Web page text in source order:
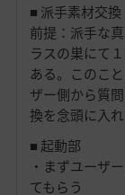
■ 派手素材交換
前提：派手な
ラスの巣にて
ある。このこ
ザー側から質
換を念頭に入
■ 起動部
・まずユーザ
てもらう